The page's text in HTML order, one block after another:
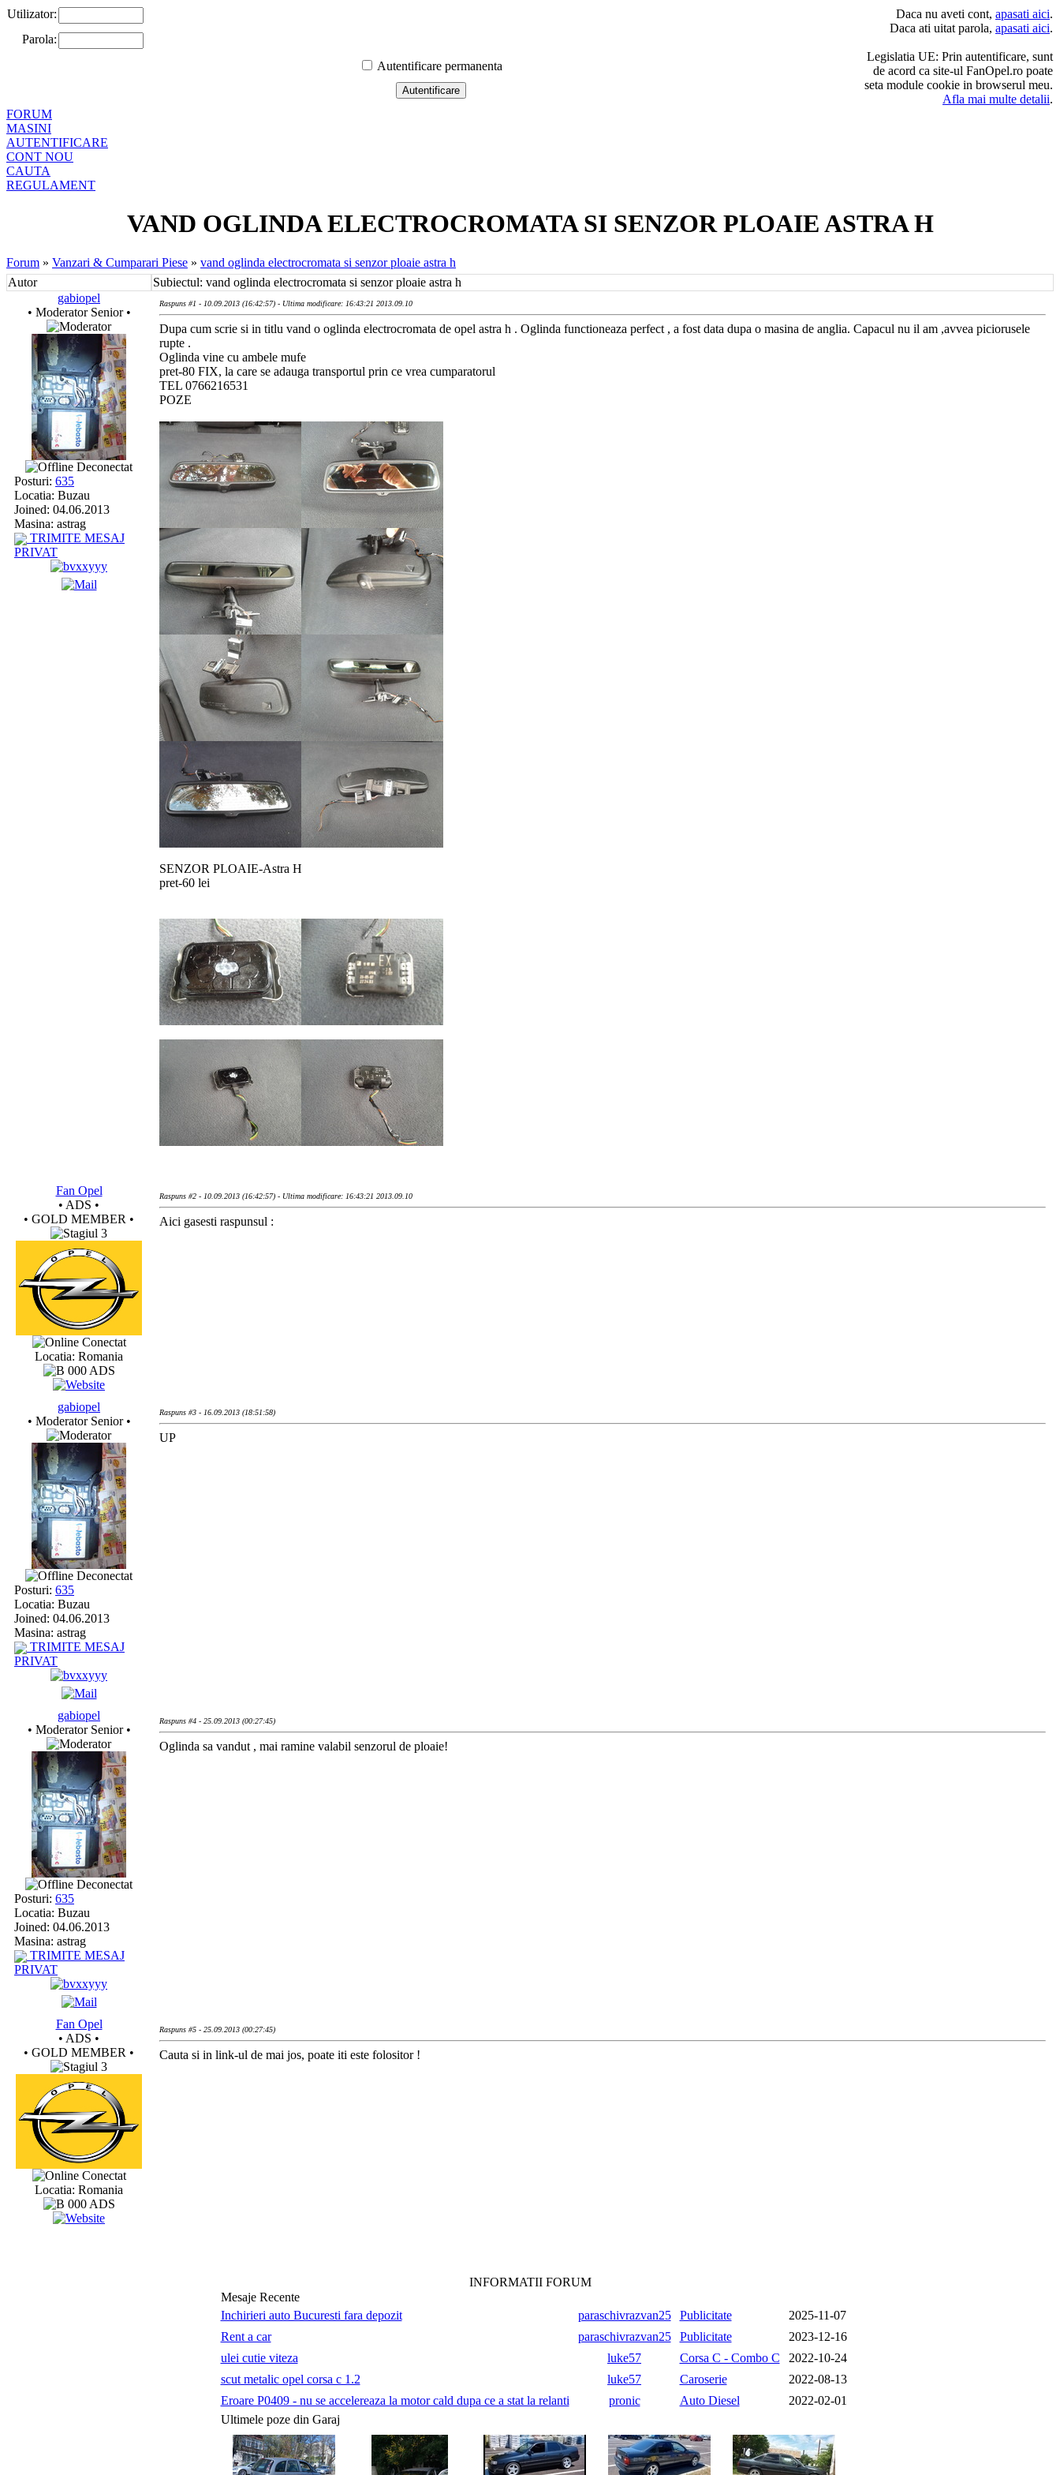
Utilizator: Daca nu aveti cont, apasati aici.
Daca ati uitat parola, apasati aici.
Legislatia UE: Prin autentificare, sunt
de acord ca site-ul FanOpel.ro poate
seta module cookie in browserul meu.
Afla mai multe detalii.
Parola:
Autentificare permanenta
FORUM
MASINI
AUTENTIFICARE
CONT NOU
CAUTA
REGULAMENT
VAND OGLINDA ELECTROCROMATA SI SENZOR PLOAIE ASTRA H
Forum » Vanzari & Cumparari Piese » vand oglinda electrocromata si senzor ploaie astra h
Autor
Subiectul: vand oglinda electrocromata si senzor ploaie astra h
gabiopel
• Moderator Senior •
Deconectat
Posturi: 635
Locatia: Buzau
Joined: 04.06.2013
Masina: astrag
TRIMITE MESAJ
PRIVAT
Raspuns #1 - 10.09.2013 (16:42:57) - Ultima modificare: 16:43:21 2013.09.10
Dupa cum scrie si in titlu vand o oglinda electrocromata de opel astra h . Oglinda functioneaza perfect , a fost data dupa o masina de anglia. Capacul nu il am ,avvea piciorusele
rupte .
Oglinda vine cu ambele mufe
pret-80 FIX, la care se adauga transportul prin ce vrea cumparatorul
TEL 0766216531
POZE
SENZOR PLOAIE-Astra H
pret-60 lei
Fan Opel
• ADS •
• GOLD MEMBER •
Conectat
Locatia: Romania
Raspuns #2 - 10.09.2013 (16:42:57) - Ultima modificare: 16:43:21 2013.09.10
Aici gasesti raspunsul :
gabiopel
• Moderator Senior •
Deconectat
Posturi: 635
Locatia: Buzau
Joined: 04.06.2013
Masina: astrag
TRIMITE MESAJ
PRIVAT
Raspuns #3 - 16.09.2013 (18:51:58)
UP
gabiopel
• Moderator Senior •
Deconectat
Posturi: 635
Locatia: Buzau
Joined: 04.06.2013
Masina: astrag
TRIMITE MESAJ
PRIVAT
Raspuns #4 - 25.09.2013 (00:27:45)
Oglinda sa vandut , mai ramine valabil senzorul de ploaie!
Fan Opel
• ADS •
• GOLD MEMBER •
Conectat
Locatia: Romania
Raspuns #5 - 25.09.2013 (00:27:45)
Cauta si in link-ul de mai jos, poate iti este folositor !
INFORMATII FORUM
Mesaje Recente
Inchirieri auto Bucuresti fara depozit
paraschivrazvan25 Publicitate
2025-11-07
Rent a car
paraschivrazvan25 Publicitate
2023-12-16
ulei cutie viteza
luke57 Corsa C - Combo C
2022-10-24
scut metalic opel corsa c 1.2
luke57 Caroserie
2022-08-13
Eroare P0409 - nu se accelereaza la motor cald dupa ce a stat la relanti
pronic Auto Diesel
2022-02-01
Ultimele poze din Garaj